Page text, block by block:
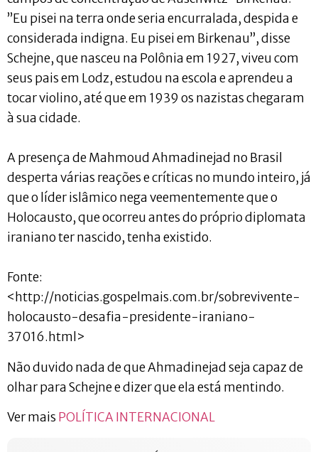
”Eu pisei na terra onde seria encurralada, despida e
considerada indigna. Eu pisei em Birkenau”, disse
Schejne, que nasceu na Polônia em 1927, viveu com
seus pais em Lodz, estudou na escola e aprendeu a
tocar violino, até que em 1939 os nazistas chegaram
à sua cidade.
A presença de Mahmoud Ahmadinejad no Brasil
desperta várias reações e críticas no mundo inteiro, já
que o líder islâmico nega veementemente que o
Holocausto, que ocorreu antes do próprio diplomata
iraniano ter nascido, tenha existido.
Fonte:
<http://noticias.gospelmais.com.br/sobrevivente-
holocausto-desafia-presidente-iraniano-
37016.html>
Não duvido nada de que Ahmadinejad seja capaz de
olhar para Schejne e dizer que ela está mentindo.
Ver mais POLÍTICA INTERNACIONAL